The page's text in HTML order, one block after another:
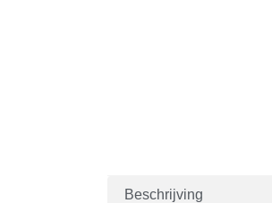
Beschrijving